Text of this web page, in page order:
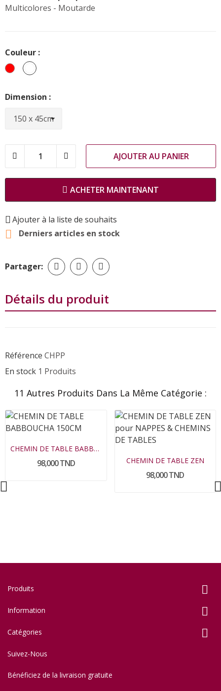
Multicolores - Moutarde
Couleur :
Rougemulticolores
Dimension :
AJOUTER AU PANIER
ACHETER MAINTENANT
Ajouter à la liste de souhaits
 Derniers articles en stock
Partager:
Détails du produit
Référence CHPP
En stock 1 Produits
11 Autres Produits Dans La Même Catégorie :
CHEMIN DE TABLE BABBOUCHA
98,000 TND CHEMIN DE TABLE ZEN
98,000 TND
Produits 
Information 
Catégories 
Suivez-Nous
Bénéficiez de la livraison gratuite